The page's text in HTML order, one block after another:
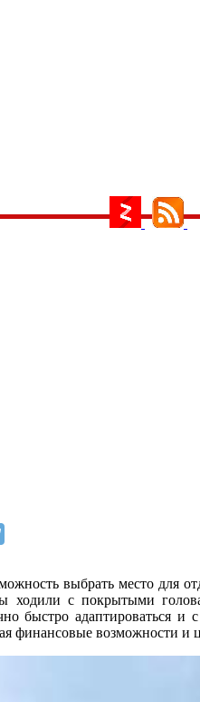
выбрать место для
ходили с покрытыми
быстро адаптироваться
финансовые возможности и